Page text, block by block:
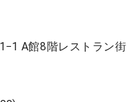
A館8階レストラン街